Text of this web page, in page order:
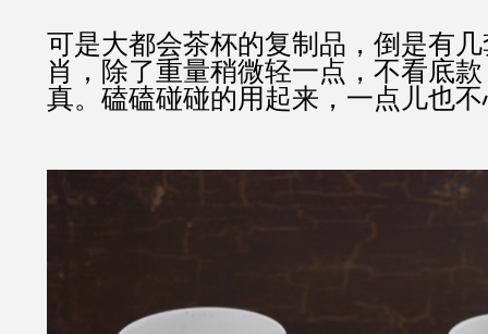
可是大都会茶杯的复制品，倒是有
肖，除了重量稍微轻一点，不看底
真。磕磕碰碰的用起来，一点儿也